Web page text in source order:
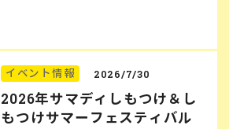
イベント情報 2026/7/30
2026年サマディしもつけ＆し
もつけサマーフェスティバル